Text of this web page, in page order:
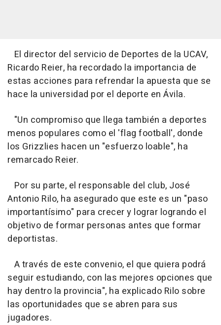
El director del servicio de Deportes de la UCAV,
Ricardo Reier, ha recordado la importancia de
estas acciones para refrendar la apuesta que se
hace la universidad por el deporte en Ávila.
"Un compromiso que llega también a deportes
menos populares como el 'flag football', donde
los Grizzlies hacen un "esfuerzo loable", ha
remarcado Reier.
Por su parte, el responsable del club, José
Antonio Rilo, ha asegurado que este es un "paso
importantísimo" para crecer y lograr logrando el
objetivo de formar personas antes que formar
deportistas.
A través de este convenio, el que quiera podrá
seguir estudiando, con las mejores opciones que
hay dentro la provincia", ha explicado Rilo sobre
las oportunidades que se abren para sus
jugadores.